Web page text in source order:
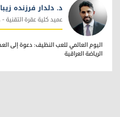
د. دلدار فرزنده زيباري
د. دلدار فرزنده
عميد كلية عقرة التقنية
اليوم العالمي للعب النظيف: دعوة إلى
الرياضة العراقية